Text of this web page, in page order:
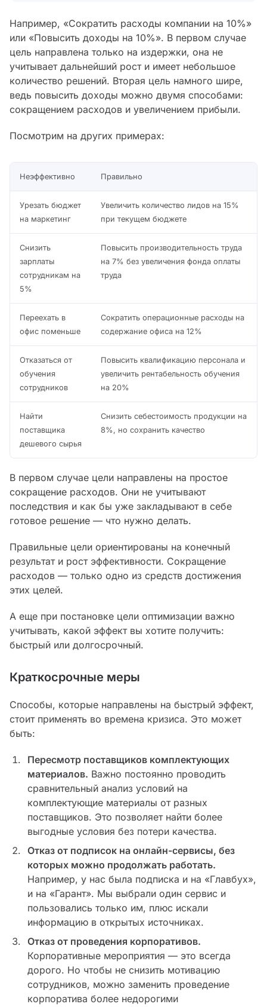
Например, «Сократить расходы компании на 10%»
или «Повысить доходы на 10%». В первом случае
цель направлена только на издержки, она не
учитывает дальнейший рост и имеет небольшое
количество решений. Вторая цель намного шире,
ведь повысить доходы можно двумя способами:
сокращением расходов и увеличением прибыли.
Посмотрим на других примерах:
Неэффективно Правильно
Урезать бюджет
на маркетинг
Увеличить количество лидов на 15%
при текущем бюджете
Снизить
зарплаты
сотрудникам на
5%
Повысить производительность труда
на 7% без увеличения фонда оплаты
труда
Переехать в
офис поменьше
Сократить операционные расходы на
содержание офиса на 12%
Отказаться от
обучения
сотрудников
Повысить квалификацию персонала и
увеличить рентабельность обучения
на 20%
Найти
поставщика
дешевого сырья
Снизить себестоимость продукции на
8%, но сохранить качество
В первом случае цели направлены на простое
сокращение расходов. Они не учитывают
последствия и как бы уже закладывают в себе
готовое решение — что нужно делать.
Правильные цели ориентированы на конечный
результат и рост эффективности. Сокращение
расходов — только одно из средств достижения
этих целей.
А еще при постановке цели оптимизации важно
учитывать, какой эффект вы хотите получить:
быстрый или долгосрочный.
Краткосрочные меры
Способы, которые направлены на быстрый эффект,
стоит применять во времена кризиса. Это может
быть:
Пересмотр поставщиков комплектующих
материалов. Важно постоянно проводить
сравнительный анализ условий на
комплектующие материалы от разных
поставщиков. Это позволяет найти более
выгодные условия без потери качества.
Отказ от подписок на онлайн-сервисы, без
которых можно продолжать работать.
Например, у нас была подписка и на «Главбух»,
и на «Гарант». Мы выбрали один сервис и
пользовались только им, плюс искали
информацию в открытых источниках.
Отказ от проведения корпоративов.
Корпоративные мероприятия — это всегда
дорого. Но чтобы не снизить мотивацию
сотрудников, можно заменить проведение
корпоратива более недорогими